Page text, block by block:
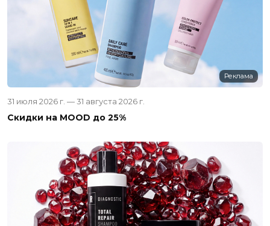
Реклама
31 июля 2026 г. — 31 августа 2026 г.
Скидки на MOOD до 25%